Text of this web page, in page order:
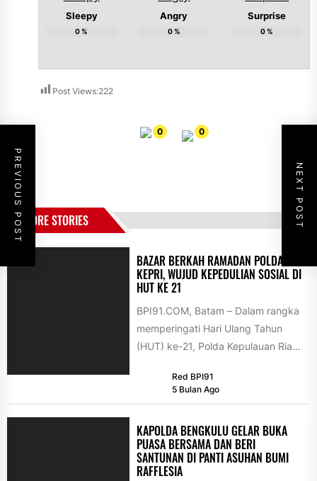
Sleepy
0%
Angry
0%
Surprise
0%
Post Views:222
0 0
PREVIOUS POST NEXT POST
MORE STORIES
BAZAR BERKAH RAMADAN POLDA
KEPRI, WUJUD KEPEDULIAN SOSIAL DI
HUT KE 21
BPI91.COM, Batam – Dalam rangka
memperingati Hari Ulang Tahun
(HUT) ke-21, Polda Kepulauan Riau
Ramadan 1447...
Red BPI91
5 Bulan Ago
KAPOLDA BENGKULU GELAR BUKA
PUASA BERSAMA DAN BERI
SANTUNAN DI PANTI ASUHAN BUMI
RAFFLESIA